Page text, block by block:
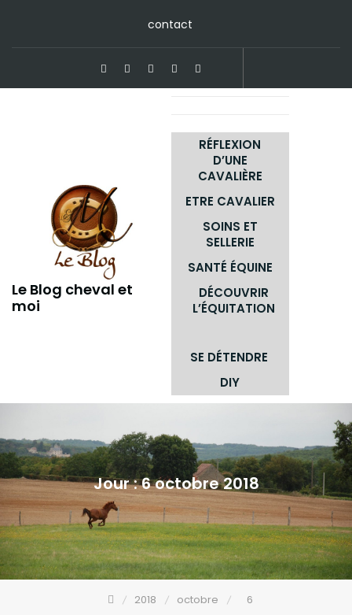
contact
Le Blog cheval et
moi
RÉFLEXION
D’UNE
CAVALIÈRE
ETRE CAVALIER
SOINS ET
SELLERIE
SANTÉ ÉQUINE
DÉCOUVRIR
L’ÉQUITATION
SE DÉTENDRE
DIY
Jour :6 octobre 2018
2018 octobre 6